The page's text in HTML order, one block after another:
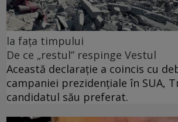
la fața timpului
De ce „restul” respinge Vestul
Această declarație a coincis cu
campaniei prezidențiale în SUA,
candidatul său preferat.